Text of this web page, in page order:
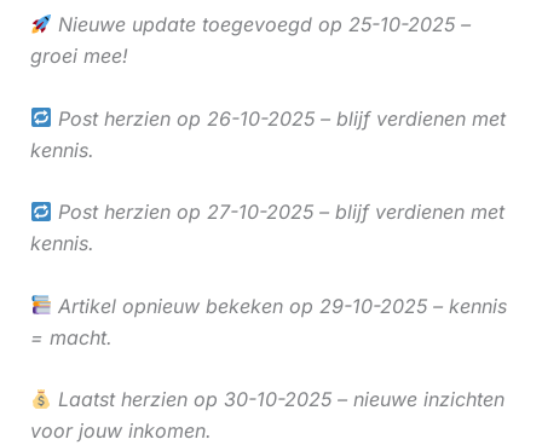
Nieuwe update toegevoegd op 25-10-2025 –
groei mee!
Post herzien op 26-10-2025 – blijf verdienen met
kennis.
Post herzien op 27-10-2025 – blijf verdienen met
kennis.
Artikel opnieuw bekeken op 29-10-2025 – kennis
= macht.
Laatst herzien op 30-10-2025 – nieuwe inzichten
voor jouw inkomen.